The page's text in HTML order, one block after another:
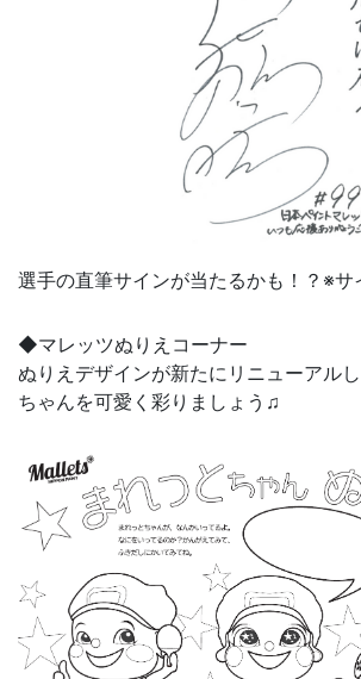
選手の直筆サインが当たるかも！？※サ
◆マレッツぬりえコーナー
ぬりえデザインが新たにリニューアル
ちゃんを可愛く彩りましょう♫